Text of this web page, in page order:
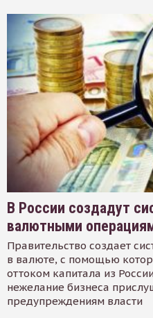
В России создадут
валютными
Правительство создает
в валюте, с помощью
оттоком капитала из
нежелание бизнеса
предупреждениям власти